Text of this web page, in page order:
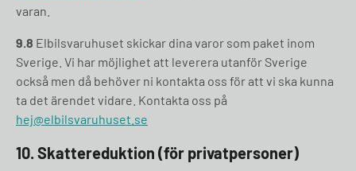
varan.
9.8 Elbilsvaruhuset skickar dina varor som paket inom
Sverige. Vi har möjlighet att leverera utanför Sverige
också men då behöver ni kontakta oss för att vi ska kunna
ta det ärendet vidare. Kontakta oss på
hej@elbilsvaruhuset.se
10. Skattereduktion (för privatpersoner)